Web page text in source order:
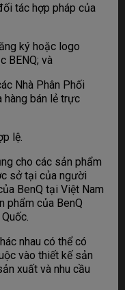
tác hợp pháp của
ký hoặc logo
BENQ; và
Nhà Phân Phối
hàng bán lẻ trực
lệ.
cho các sản phẩm
sở tại của người
BenQ tại Việt Nam
phẩm của BenQ
nhau có thể có
vào thiết kế sản
xuất và nhu cầu